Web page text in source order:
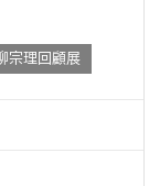
宗理回顧展